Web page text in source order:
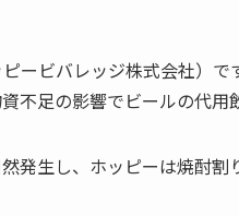
ービバレッジ株式会社）で
不足の影響でビールの代用
発生し、ホッピーは焼酎割